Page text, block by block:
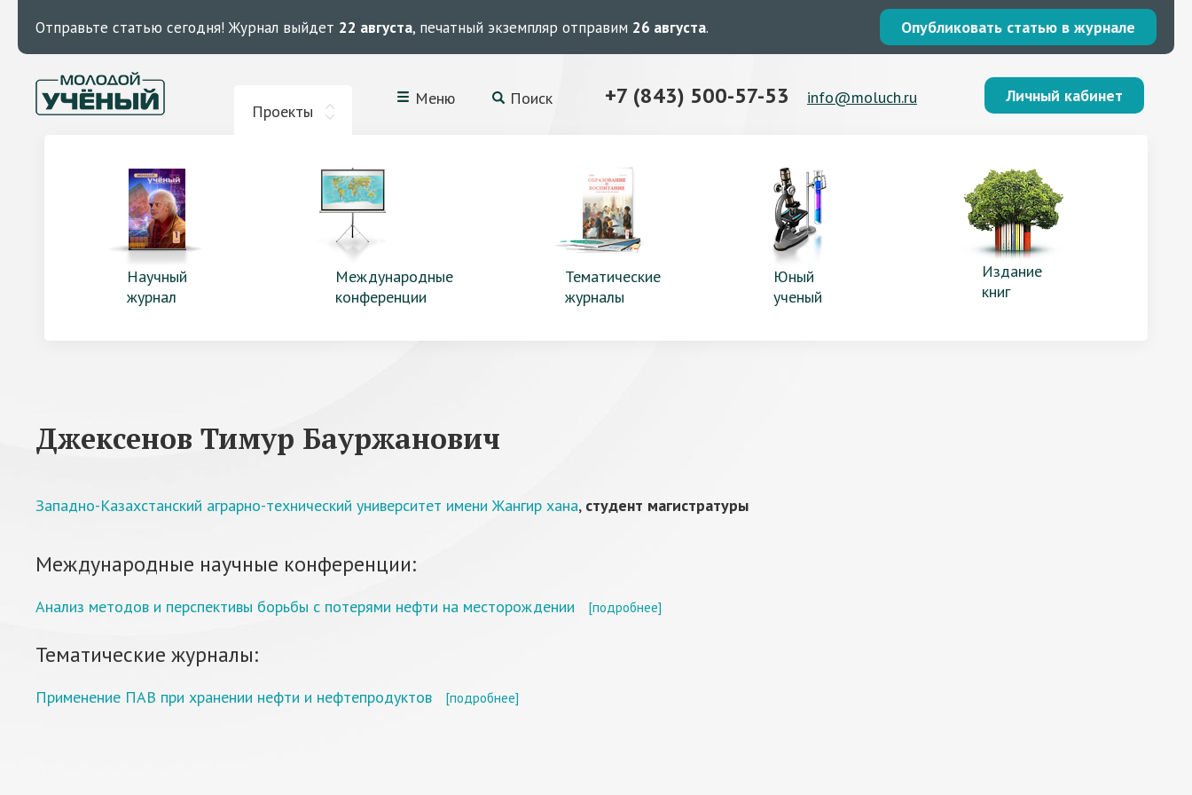
Отправьте статью сегодня! Журнал выйдет 22 августа, печатный экземпляр отправим 26 августа. Опубликовать статью в журнале
Проекты
Меню Поиск +7 (843) 500-57-53 info@moluch.ru Личный кабинет
Научный
журнал
Международные
конференции
Тематические
журналы
Юный
ученый
Издание
книг
Джексенов Тимур Бауржанович
Западно-Казахстанский аграрно-технический университет имени Жангир хана, студент магистратуры
Международные научные конференции:
Анализ методов и перспективы борьбы с потерями нефти на месторождении [подробнее]
Тематические журналы:
Применение ПАВ при хранении нефти и нефтепродуктов [подробнее]